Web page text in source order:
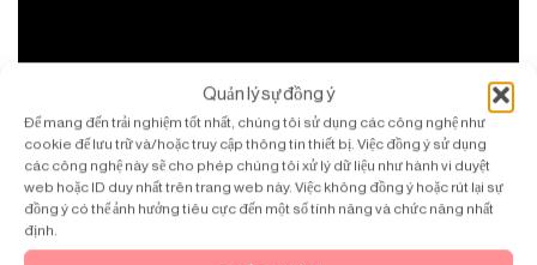
Quản lý sự đồng ý
Để mang đến trải nghiệm tốt nhất, chúng tôi sử dụng các công nghệ như
cookie để lưu trữ và/hoặc truy cập thông tin thiết bị. Việc đồng ý sử dụng
các công nghệ này sẽ cho phép chúng tôi xử lý dữ liệu như hành vi duyệt
web hoặc ID duy nhất trên trang web này. Việc không đồng ý hoặc rút lại sự
đồng ý có thể ảnh hưởng tiêu cực đến một số tính năng và chức năng nhất
định.